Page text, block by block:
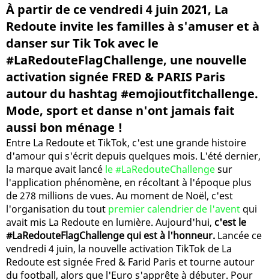
À partir de ce vendredi 4 juin 2021, La
Redoute invite les familles à s'amuser et à
danser sur Tik Tok avec le
#LaRedouteFlagChallenge, une nouvelle
activation signée FRED & PARIS Paris
autour du hashtag #emojioutfitchallenge.
Mode, sport et danse n'ont jamais fait
aussi bon ménage !
Entre La Redoute et TikTok, c'est une grande histoire
d'amour qui s'écrit depuis quelques mois. L'été dernier,
la marque avait lancé le #LaRedouteChallengesur
l'application phénomène, en récoltant à l'époque plus
de 278 millions de vues. Au moment de Noël, c'est
l'organisation du tout premier calendrier de l'avent qui
avait mis La Redoute en lumière. Aujourd'hui, c'est le
#LaRedouteFlagChallenge qui est à l'honneur. Lancée ce
vendredi 4 juin, la nouvelle activation TikTok de La
Redoute est signée Fred & Farid Paris et tourne autour
du football, alors que l'Euro s'apprête à débuter. Pour